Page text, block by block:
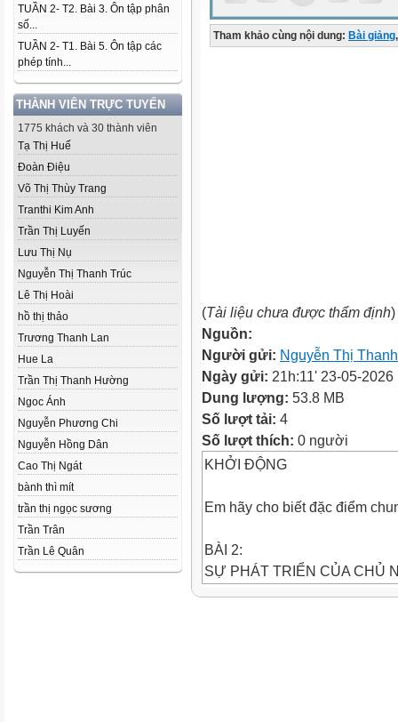
TUẦN 2- T2. Bài 3. Ôn tập phân
số...
TUẦN 2- T1. Bài 5. Ôn tập các
phép tính...
THÀNH VIÊN TRỰC TUYẾN
1775 khách và 30 thành viên
Tạ Thị Huế
Đoàn Điệu
Võ Thị Thùy Trang
Tranthi Kim Anh
Trần Thị Luyến
Lưu Thị Nụ
Nguyễn Thị Thanh Trúc
Lê Thị Hoài
hồ thị thảo
Trương Thanh Lan
Hue La
Trần Thị Thanh Hường
Ngoc Ánh
Nguyễn Phương Chi
Nguyễn Hồng Dân
Cao Thị Ngát
bành thì mít
trần thị ngọc sương
Trần Trân
Trần Lê Quân
Tham khảo cùng nội dung: Bài giảng,
(Tài liệu chưa được thẩm định)
Nguồn:
Người gửi: Nguyễn Thị
Ngày gửi: 21h:11' 23-05-2026
Dung lượng: 53.8 MB
Số lượt tải: 4
Số lượt thích: 0 người
KHỞI ĐỘNG
Em hãy cho biết đặc điểm
BÀI 2:
SỰ PHÁT TRIỂN CỦA CHỦ